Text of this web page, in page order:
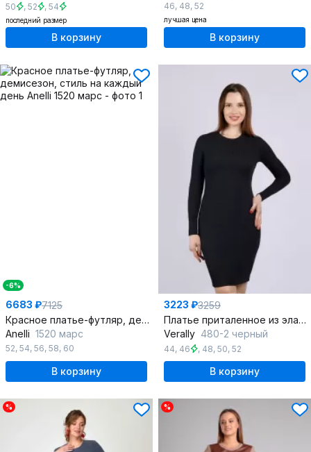
50 , 52 , 54
последний размер
В корзину
46, 48, 52
лучшая цена
В корзину
-6%
6683 ₽7125
Красное платье-футляр, демисезон, стиль на каждый день
Anelli 1520 марс
52, 54, 56, 58, 60
В корзину
3223 ₽3259
Платье приталенное из эластичного трикотажа
Verally 480-2 черный
44, 46 , 48, 50, 52
В корзину
% %